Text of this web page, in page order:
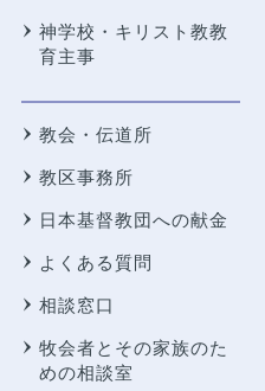
神学校・キリスト教教
育主事
教会・伝道所
教区事務所
日本基督教団への献金
よくある質問
相談窓口
牧会者とその家族のた
めの相談室